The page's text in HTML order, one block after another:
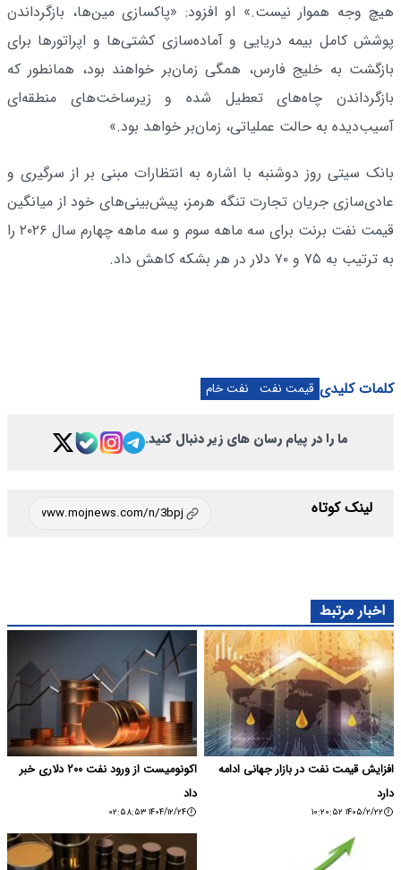
هیچ وجه هموار نیست.» او افزود: «پاکسازی مین‌ها، بازگرداندن
پوشش کامل بیمه دریایی و آماده‌سازی کشتی‌ها و اپراتورها برای
بازگشت به خلیج فارس، همگی زمان‌بر خواهند بود، همانطور که
بازگرداندن چاه‌های تعطیل شده و زیرساخت‌های منطقه‌ای
آسیب‌دیده به حالت عملیاتی، زمان‌بر خواهد بود.»
بانک سیتی روز دوشنبه با اشاره به انتظارات مبنی بر از سرگیری و
عادی‌سازی جریان تجارت تنگه هرمز، پیش‌بینی‌های خود از میانگین
قیمت نفت برنت برای سه‌ ماهه سوم و سه ماهه چهارم سال ۲۰۲۶ را
به ترتیب به ۷۵ و ۷۰ دلار در هر بشکه کاهش داد.
کلمات کلیدی قیمت نفت نفت خام
ما را در پیام رسان های زیر دنبال کنید.
لینک کوتاه
اخبار مرتبط
افزایش قیمت نفت در بازار جهانی ادامه
دارد
۱۴۰۵/۲/۲۲ ۱۰:۲۰:۵۲
اکونومیست از ورود نفت ۲۰۰ دلاری خبر
داد
۱۴۰۴/۱۲/۲۴ ۰۲:۵۸:۵۳